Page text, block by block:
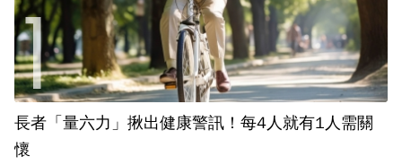
長者「量六力」揪出健康警訊！每4人就有1人需關
懷